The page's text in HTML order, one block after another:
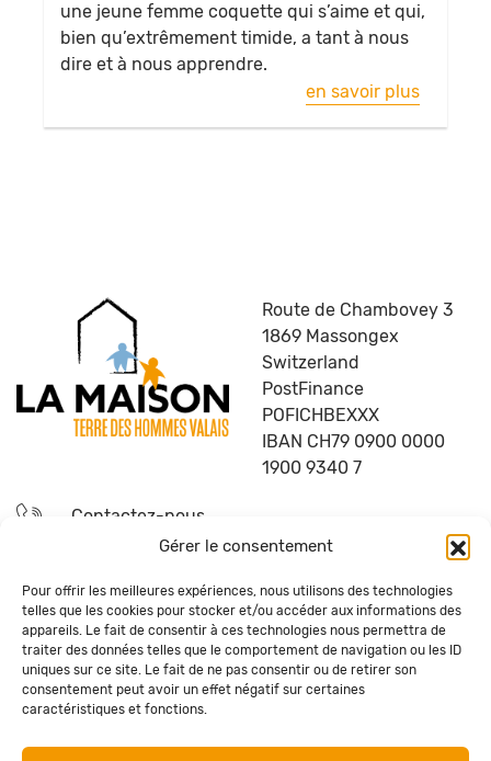
Gérer le consentement
Pour offrir les meilleures expériences, nous utilisons des technologies
telles que les cookies pour stocker et/ou accéder aux informations des
appareils. Le fait de consentir à ces technologies nous permettra de
traiter des données telles que le comportement de navigation ou les ID
uniques sur ce site. Le fait de ne pas consentir ou de retirer son
consentement peut avoir un effet négatif sur certaines
caractéristiques et fonctions.
une jeune femme coquette qui s’aime et qui,
bien qu’extrêmement timide, a tant à nous
dire et à nous apprendre.
en savoir plus
Route de Chambovey 3
1869 Massongex
Switzerland
PostFinance
POFICHBEXXX
IBAN CH79 0900 0000
1900 9340 7
Contactez-nous
Questions fréquentes
Recevez la newsletter de La Maison